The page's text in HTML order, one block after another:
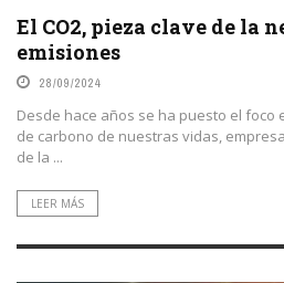
El CO2, pieza clave de la
emisiones
28/09/2024
Desde hace años se ha puesto el foco
de carbono de nuestras vidas,
de la ...
LEER MÁS